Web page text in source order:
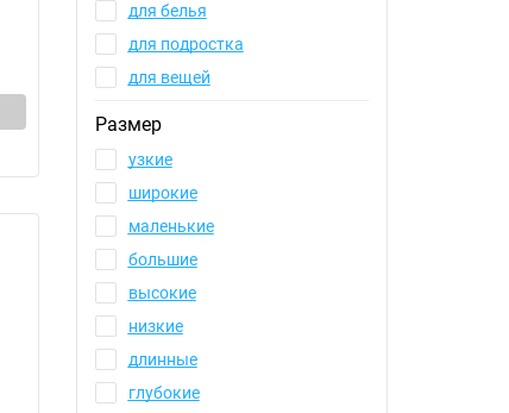
для белья
для подростка
для вещей
Размер
узкие
широкие
маленькие
большие
высокие
низкие
длинные
глубокие